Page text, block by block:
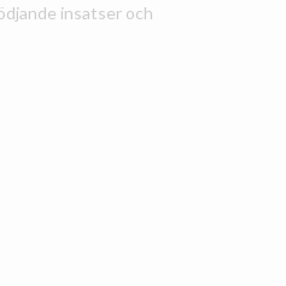
insatser och